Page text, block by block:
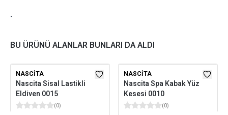
-
BU ÜRÜNÜ ALANLAR BUNLARI DA ALDI
NASCITA
Nascita Sisal Lastikli
Eldiven 0015
(0)
NASCITA
Nascita Spa Kabak Yüz
Kesesi 0010
(0)